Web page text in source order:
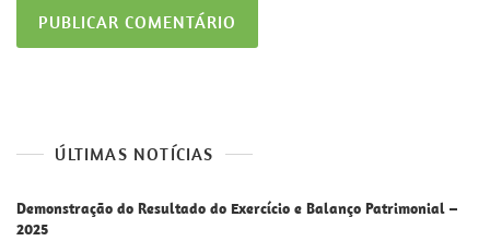
ÚLTIMAS NOTÍCIAS
Demonstração do Resultado do Exercício e Balanço Patrimonial –
2025